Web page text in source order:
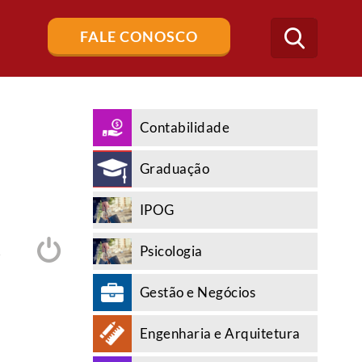
FALE CONOSCO
Buscar
no
blog
Contabilidade
Graduação
IPOG
Psicologia
Gestão e Negócios
Engenharia e Arquitetura